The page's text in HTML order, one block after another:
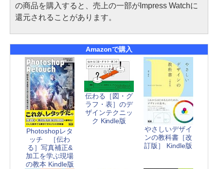
の商品を購入すると、売上の一部がImpress Watchに
還元されることがあります。
Amazonで購入
Photoshopレタ
ッチ ［伝わ
る］写真補正&
加工を学ぶ現場
の教本 Kindle版
伝わる［図・グ
ラフ・表］のデ
ザインテクニッ
ク Kindle版
やさしいデザイ
ンの教科書［改
訂版］ Kindle版